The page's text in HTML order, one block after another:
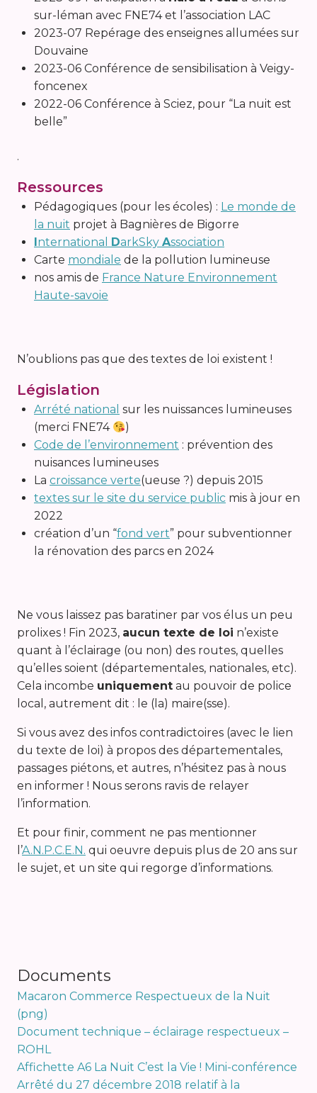
sur-léman avec FNE74 et l’association LAC
2023-07 Repérage des enseignes allumées sur
Douvaine
2023-06 Conférence de sensibilisation à Veigy-
foncenex
2022-06 Conférence à Sciez, pour “La nuit est
belle”
.
Ressources
Pédagogiques (pour les écoles) : Le monde de
la nuit projet à Bagnières de Bigorre
nternational DarkSky Association
Carte mondiale de la pollution lumineuse
nos amis de France Nature Environnement
Haute-savoie
N’oublions pas que des textes de loi existent !
Législation
Arrété national sur les nuissances lumineuses
(merci FNE74
)
Code de l’environnement : prévention des
nuisances lumineuses
La croissance verte(ueuse ?) depuis 2015
textes sur le site du service public mis à jour en
2022
création d’un “fond vert” pour subventionner
la rénovation des parcs en 2024
Ne vous laissez pas baratiner par vos élus un peu
prolixes ! Fin 2023, aucun texte de loi n’existe
quant à l’éclairage (ou non) des routes, quelles
qu’elles soient (départementales, nationales, etc).
Cela incombe uniquement au pouvoir de police
local, autrement dit : le (la) maire(sse).
Si vous avez des infos contradictoires (avec le lien
du texte de loi) à propos des départementales,
passages piétons, et autres, n’hésitez pas à nous
en informer ! Nous serons ravis de relayer
l’information.
Et pour finir, comment ne pas mentionner
l’A.N.P.C.E.N. qui oeuvre depuis plus de 20 ans sur
le sujet, et un site qui regorge d’informations.
Documents
Macaron Commerce Respectueux de la Nuit
(png)
Document technique – éclairage respectueux –
ROHL
Affichette A6 La Nuit C’est la Vie ! Mini-conférence
Arrêté du 27 décembre 2018 relatif à la